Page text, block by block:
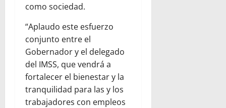
como sociedad.
“Aplaudo este esfuerzo
conjunto entre el
Gobernador y el delegado
del IMSS, que vendrá a
fortalecer el bienestar y la
tranquilidad para las y los
trabajadores con empleos